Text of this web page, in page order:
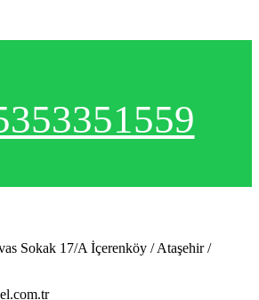
Sokak 17/A İçerenköy / Ataşehir /